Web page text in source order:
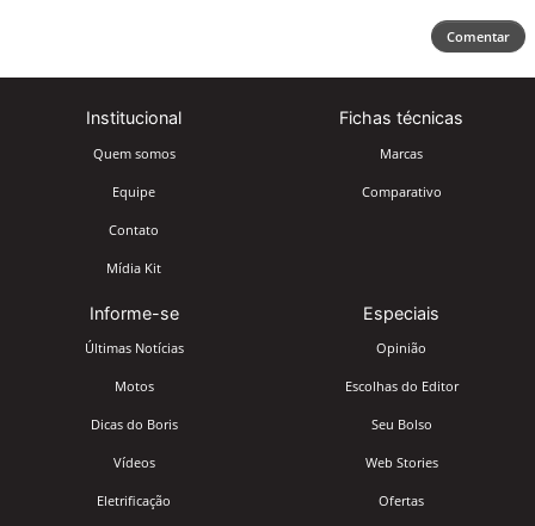
Comentar
Institucional
Quem somos
Equipe
Contato
Mídia Kit
Fichas técnicas
Marcas
Comparativo
Informe-se
Últimas Notícias
Motos
Dicas do Boris
Vídeos
Eletrificação
Especiais
Opinião
Escolhas do Editor
Seu Bolso
Web Stories
Ofertas